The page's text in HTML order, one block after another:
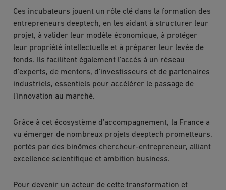
Ces incubateurs jouent un rôle clé dans la formation des
entrepreneurs deeptech, en les aidant à structurer leur
projet, à valider leur modèle économique, à protéger
leur propriété intellectuelle et à préparer leur levée de
fonds. Ils facilitent également l’accès à un réseau
d’experts, de mentors, d’investisseurs et de partenaires
industriels, essentiels pour accélérer le passage de
l’innovation au marché.
Grâce à cet écosystème d’accompagnement, la France a
vu émerger de nombreux projets deeptech prometteurs,
portés par des binômes chercheur-entrepreneur, alliant
excellence scientifique et ambition business.
Pour devenir un acteur de cette transformation et